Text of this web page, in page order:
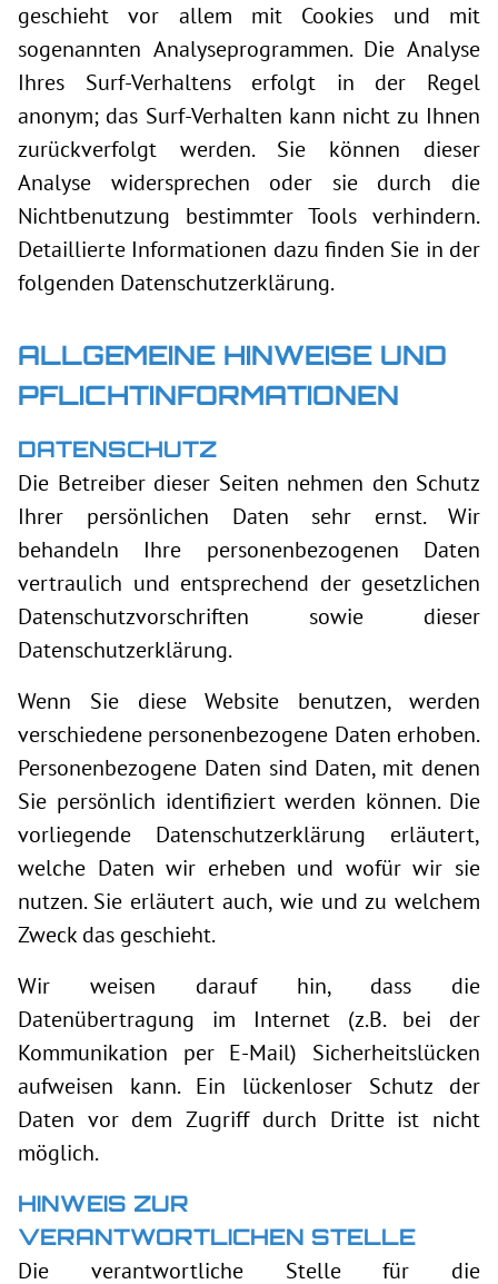
geschieht vor allem mit Cookies und mit
sogenannten Analyseprogrammen. Die Analyse
Ihres Surf-Verhaltens erfolgt in der Regel
anonym; das Surf-Verhalten kann nicht zu Ihnen
zurückverfolgt werden. Sie können dieser
Analyse widersprechen oder sie durch die
Nichtbenutzung bestimmter Tools verhindern.
Detaillierte Informationen dazu finden Sie in der
folgenden Datenschutzerklärung.
ALLGEMEINE HINWEISE UND
PFLICHTINFORMATIONEN
DATENSCHUTZ
Die Betreiber dieser Seiten nehmen den Schutz
Ihrer persönlichen Daten sehr ernst. Wir
behandeln Ihre personenbezogenen Daten
vertraulich und entsprechend der gesetzlichen
Datenschutzvorschriften sowie dieser
Datenschutzerklärung.
Wenn Sie diese Website benutzen, werden
verschiedene personenbezogene Daten erhoben.
Personenbezogene Daten sind Daten, mit denen
Sie persönlich identifiziert werden können. Die
vorliegende Datenschutzerklärung erläutert,
welche Daten wir erheben und wofür wir sie
nutzen. Sie erläutert auch, wie und zu welchem
Zweck das geschieht.
Wir weisen darauf hin, dass die
Datenübertragung im Internet (z.B. bei der
Kommunikation per E-Mail) Sicherheitslücken
aufweisen kann. Ein lückenloser Schutz der
Daten vor dem Zugriff durch Dritte ist nicht
möglich.
HINWEIS ZUR
VERANTWORTLICHEN STELLE
Die verantwortliche Stelle für die